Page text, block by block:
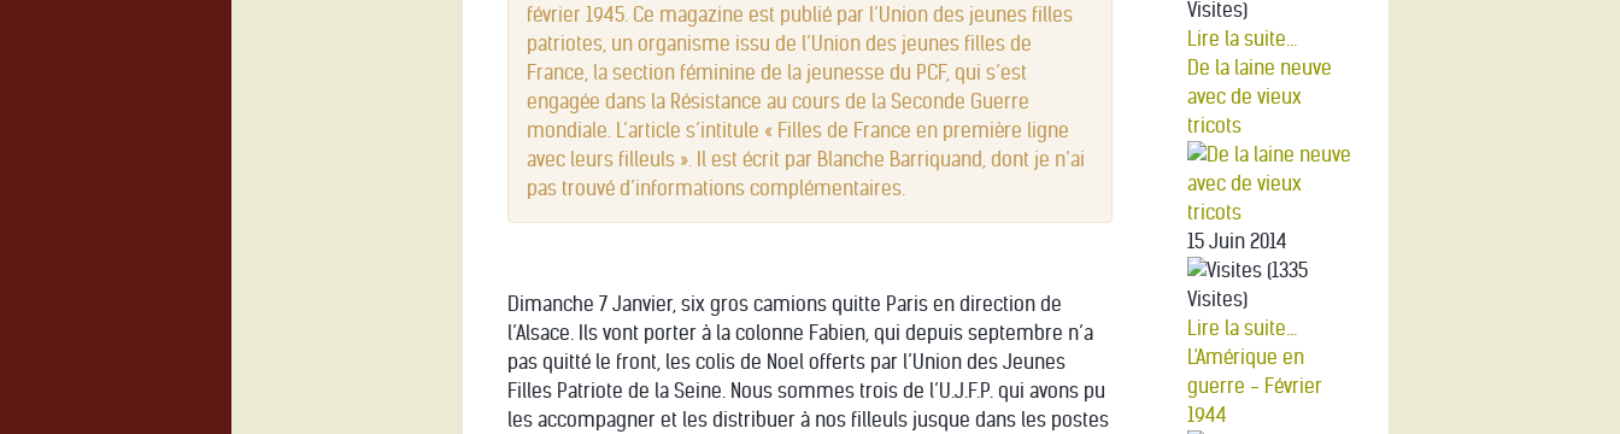
février 1945. Ce magazine est publié par l’Union des jeunes filles
patriotes, un organisme issu de l’Union des jeunes filles de
France, la section féminine de la jeunesse du PCF, qui s’est
engagée dans la Résistance au cours de la Seconde Guerre
mondiale. L’article s’intitule « Filles de France en première ligne
avec leurs filleuls ». Il est écrit par Blanche Barriquand, dont je n’ai
pas trouvé d’informations complémentaires.
Dimanche 7 Janvier, six gros camions quitte Paris en direction de
l’Alsace. Ils vont porter à la colonne Fabien, qui depuis septembre n’a
pas quitté le front, les colis de Noel offerts par l’Union des Jeunes
Filles Patriote de la Seine. Nous sommes trois de l’U.J.F.P. qui avons pu
les accompagner et les distribuer à nos filleuls jusque dans les postes
Visites)
Lire la suite...
De la laine neuve
avec de vieux
tricots
15 Juin 2014
(1335
Visites)
Lire la suite...
L'Amérique en
guerre - Février
1944